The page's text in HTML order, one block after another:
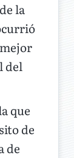
la
del
que
de
de